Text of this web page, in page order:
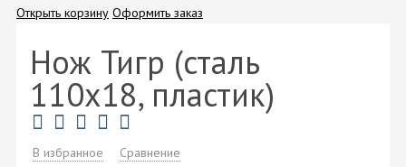
Открыть корзину Оформить заказ
Нож Тигр (сталь
110х18, пластик)
В избранное Сравнение